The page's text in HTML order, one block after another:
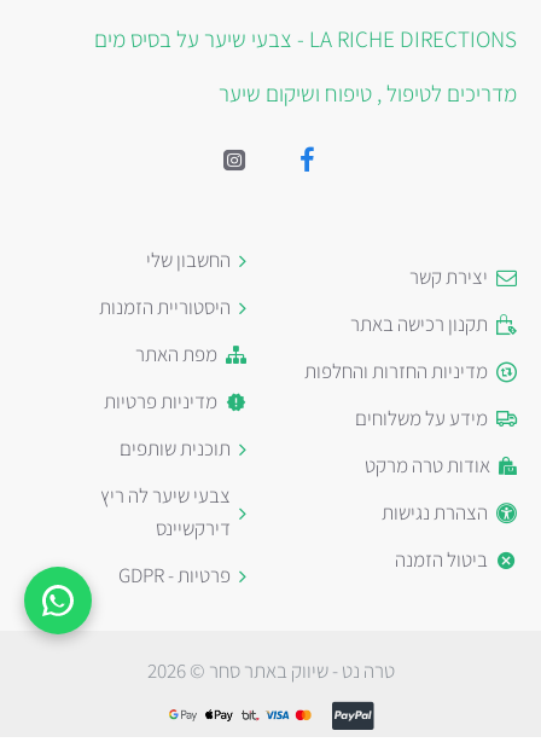
LA RICHE DIRECTIONS - צבעי שיער על בסיס מים
מדריכים לטיפול , טיפוח ושיקום שיער
יצירת קשר
תקנון רכישה באתר
מדיניות החזרות והחלפות
מידע על משלוחים
אודות טרה מרקט
הצהרת נגישות
ביטול הזמנה
החשבון שלי
היסטוריית הזמנות
מפת האתר
מדיניות פרטיות
תוכנית שותפים
צבעי שיער לה ריץ
דירקשיינס
פרטיות - GDPR
טרה נט - שיווק באתר סחר © 2026